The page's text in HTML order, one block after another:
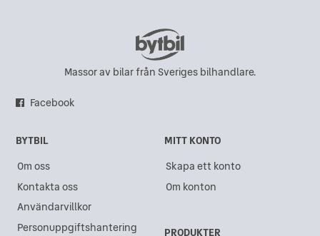
Hobby i Borlänge
Hobby i Boden
Hobby i Sollentuna
Hobby i Borås
Massor av bilar från Sveriges bilhandlare.
Facebook
BYTBIL
Om oss
Kontakta oss
Användarvillkor
Personuppgiftshantering
MITT KONTO
Skapa ett konto
Om konton
PRODUKTER